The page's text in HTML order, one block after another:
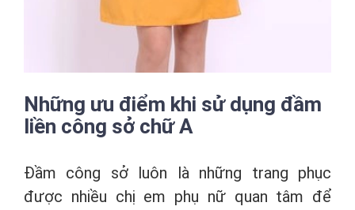
Những ưu điểm khi sử dụng đầm
liền công sở chữ A
Đầm công sở luôn là những trang phục
được nhiều chị em phụ nữ quan tâm để